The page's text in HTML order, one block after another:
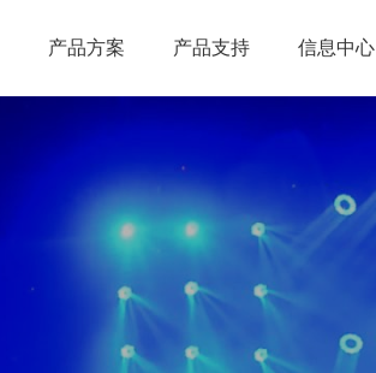
产品方案 产品支持 信息中心